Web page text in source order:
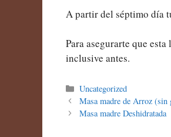
A partir del séptimo día
Para asegurarte que
inclusive antes.
Categorías
Uncategorized
Masa madre de Arroz (sin
Masa madre Deshidratada